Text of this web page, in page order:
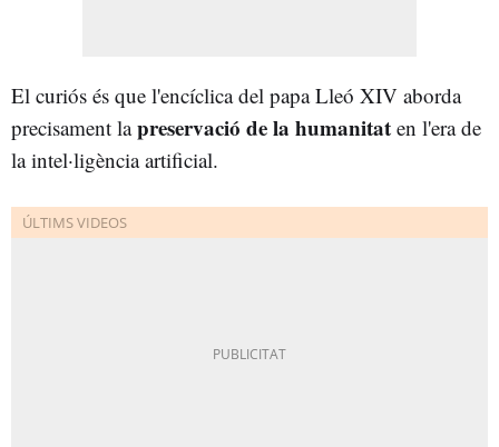
El curiós és que l'encíclica del papa Lleó XIV aborda
precisament lapreservació de la humanitat en l'era de
la intel·ligència artificial.